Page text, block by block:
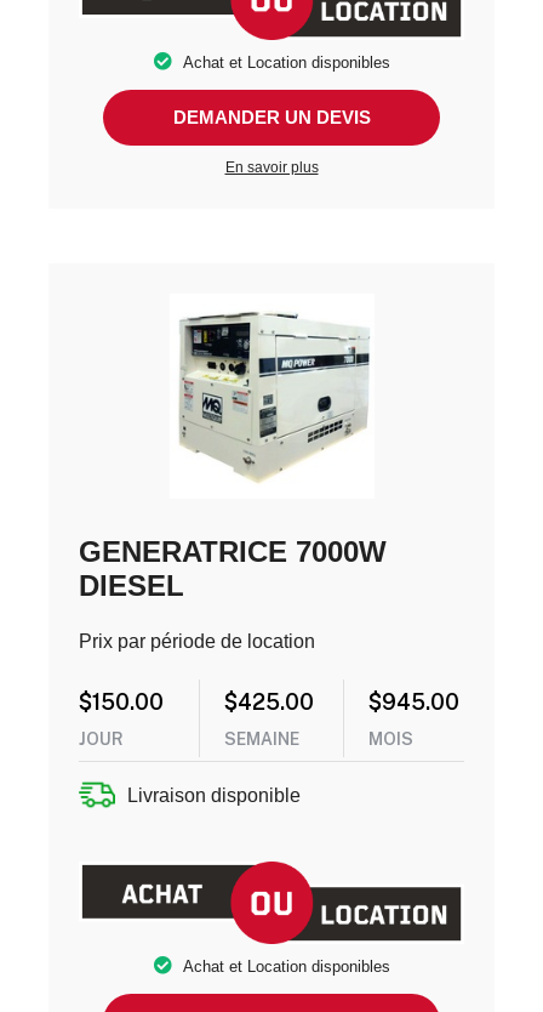
Achat et Location disponibles
DEMANDER UN DEVIS
En savoir plus
GENERATRICE 7000W
DIESEL
Prix par période de location
$150.00
JOUR
$425.00
SEMAINE
$945.00
MOIS
Livraison disponible
Achat et Location disponibles